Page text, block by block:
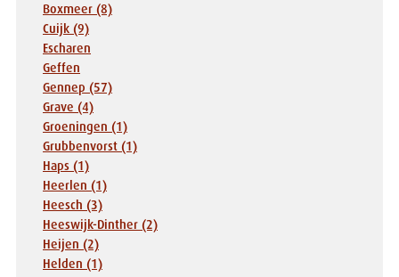
Boxmeer (8)
Cuijk (9)
Escharen
Geffen
Gennep (57)
Grave (4)
Groeningen (1)
Grubbenvorst (1)
Haps (1)
Heerlen (1)
Heesch (3)
Heeswijk-Dinther (2)
Heijen (2)
Helden (1)